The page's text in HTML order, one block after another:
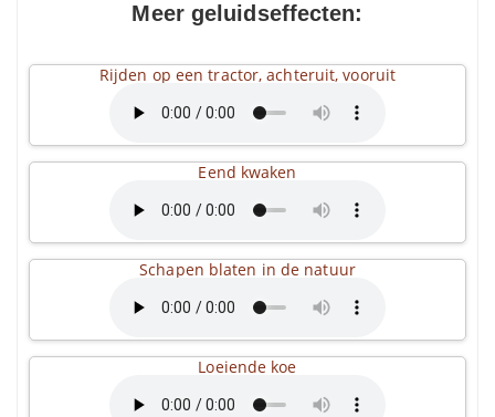
Meer geluidseffecten:
Rijden op een tractor, achteruit, vooruit
Eend kwaken
Schapen blaten in de natuur
Loeiende koe